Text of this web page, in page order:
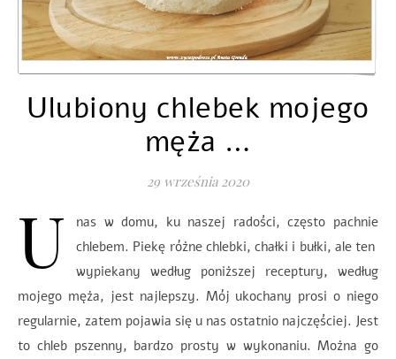
Ulubiony chlebek mojego
męża …
29 września 2020
U
nas w domu, ku naszej radości, często pachnie
chlebem. Piekę różne chlebki, chałki i bułki, ale ten
wypiekany według poniższej receptury, według
mojego męża, jest najlepszy. Mój ukochany prosi o niego
regularnie, zatem pojawia się u nas ostatnio najczęściej. Jest
to chleb pszenny, bardzo prosty w wykonaniu. Można go